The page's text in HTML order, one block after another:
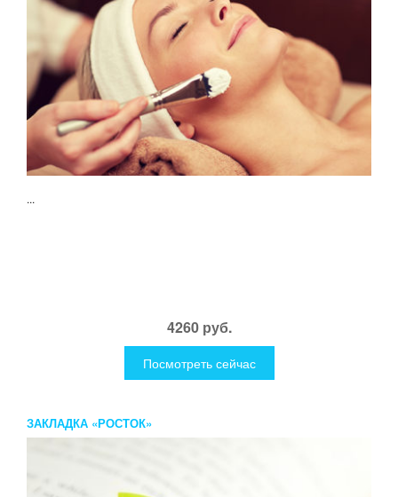
...
4260 руб.
Посмотреть сейчас
ЗАКЛАДКА «РОСТОК»